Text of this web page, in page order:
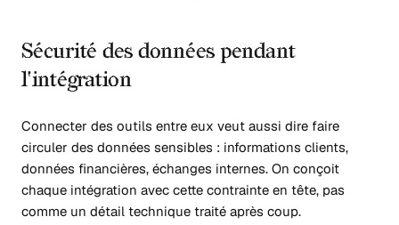
Sécurité des données pendant
l'intégration
Connecter des outils entre eux veut aussi dire faire
circuler des données sensibles : informations clients,
données financières, échanges internes. On conçoit
chaque intégration avec cette contrainte en tête, pas
comme un détail technique traité après coup.